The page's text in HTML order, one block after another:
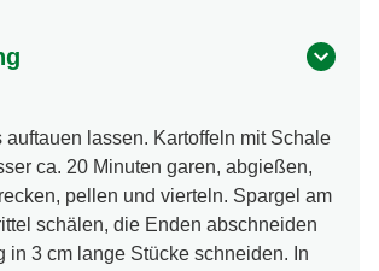
auftauen lassen. Kartoffeln mit Schale
ca. 20 Minuten garen, abgießen,
pellen und vierteln. Spargel am
schälen, die Enden abschneiden
in 3 cm lange Stücke schneiden. In